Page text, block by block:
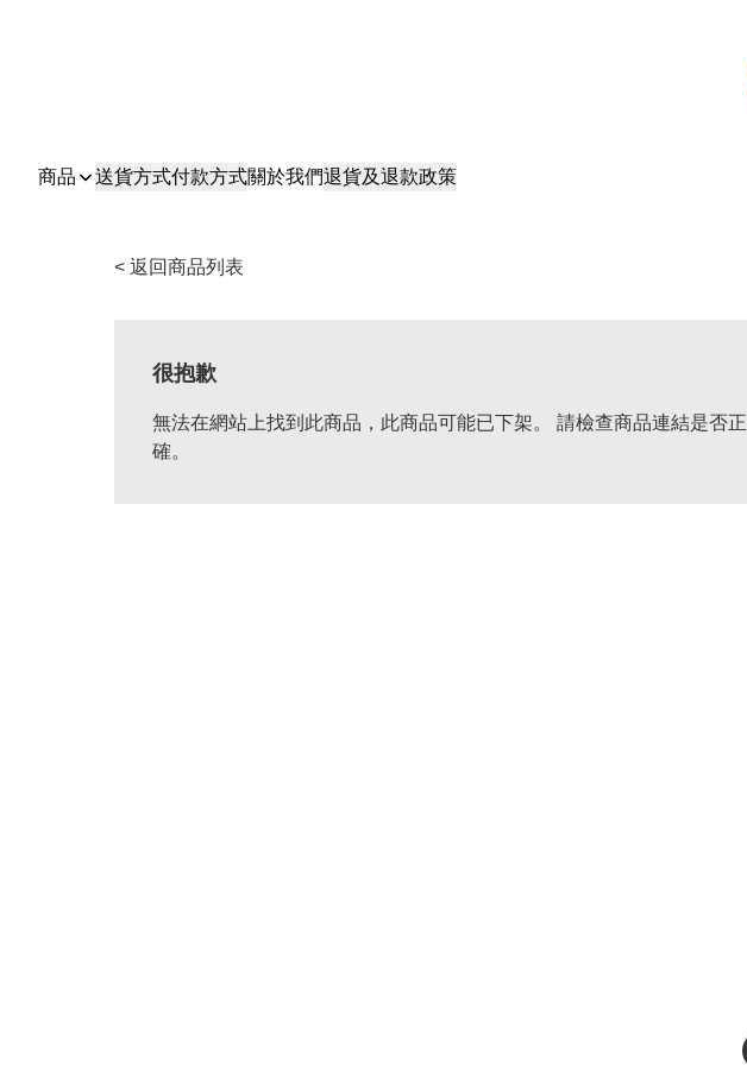
商品 送貨方式付款方式關於我們退貨及退款政策
< 返回商品列表
很抱歉
無法在網站上找到此商品，此商品可能已下架。 請檢查商品連結是否正
確。